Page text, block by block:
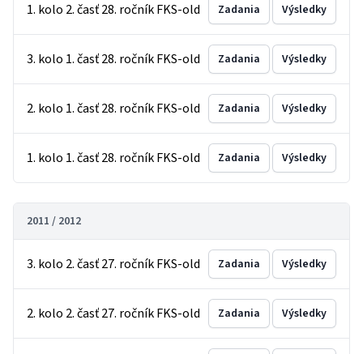
1. kolo 2. časť 28. ročník FKS-old Zadania Výsledky
3. kolo 1. časť 28. ročník FKS-old Zadania Výsledky
2. kolo 1. časť 28. ročník FKS-old Zadania Výsledky
1. kolo 1. časť 28. ročník FKS-old Zadania Výsledky
2011 / 2012
3. kolo 2. časť 27. ročník FKS-old Zadania Výsledky
2. kolo 2. časť 27. ročník FKS-old Zadania Výsledky